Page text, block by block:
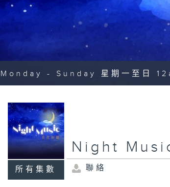
Monday - Sunday 星期一至日
所有集數
Night
聯絡